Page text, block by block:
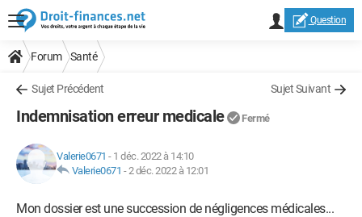
Question
Forum Santé
Sujet Précédent Sujet Suivant
Indemnisation erreur medicale Fermé
Valerie0671 - 1 déc. 2022 à 14:10
Valerie0671 -2 déc. 2022 à 12:01
Mon dossier est une succession de négligences médicales...